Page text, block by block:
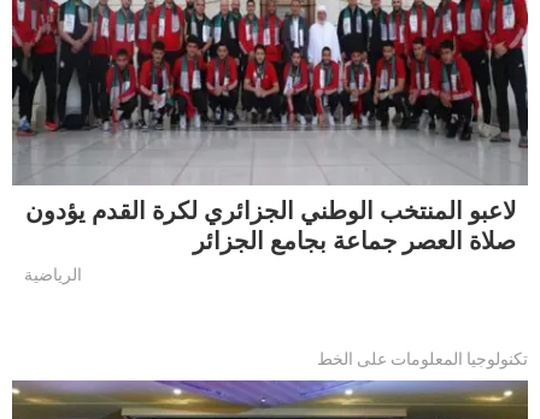
لاعبو المنتخب الوطني الجزائري لكرة القدم يؤدون
صلاة العصر جماعة بجامع الجزائر
الرياضية
تكنولوجيا المعلومات على الخط